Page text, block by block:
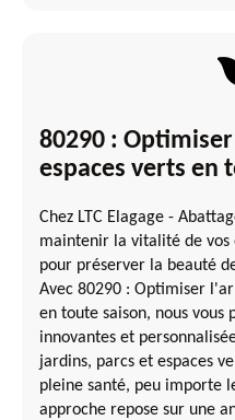
80290 :
espaces verts en
Chez LTC Elagage -
maintenir la vitalité de vos
pour préserver la beauté
Avec 80290 : Optimiser
en toute saison, nous vous
innovantes et
jardins, parcs et espaces
pleine santé, peu importe
approche repose sur une